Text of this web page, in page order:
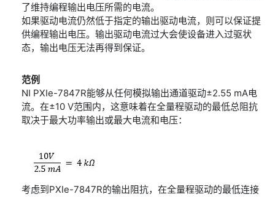
了维持编程输出电压所需的电流。
如果驱动电流仍然低于指定的输出驱动电流，则可以保证提
供编程输出电压。输出驱动电流过大会使设备进入过驱状
态，输出电压无法再得到保证。
范例
NI PXIe-7847R能够从任何模拟输出通道驱动±2.55 mA电
流。在±10 V范围内，这意味着在全量程驱动的最低总阻抗
取决于最大功率输出或最大电流和电压：
考虑到PXIe-7847R的输出阻抗，在全量程驱动的最低连接